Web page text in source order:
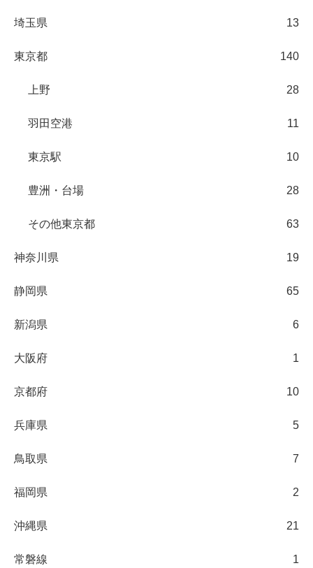
埼玉県 13
東京都 140
上野 28
羽田空港 11
東京駅 10
豊洲・台場 28
その他東京都 63
神奈川県 19
静岡県 65
新潟県 6
大阪府 1
京都府 10
兵庫県 5
鳥取県 7
福岡県 2
沖縄県 21
常磐線 1